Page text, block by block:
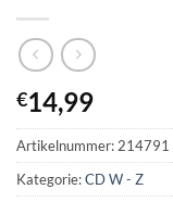
€14,99
Artikelnummer:214791
Kategorie:CD W - Z